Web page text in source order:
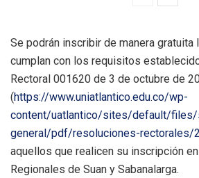
Se podrán inscribir de manera gratuita
cumplan con los requisitos
Rectoral 001620 de 3 de octubre de
(https://www.uniatlantico.edu.co/wp-
content/uatlantico/sites/default/files/
general/pdf/resoluciones-rectorales/
aquellos que realicen su inscripción
Regionales de Suan y Sabanalarga.